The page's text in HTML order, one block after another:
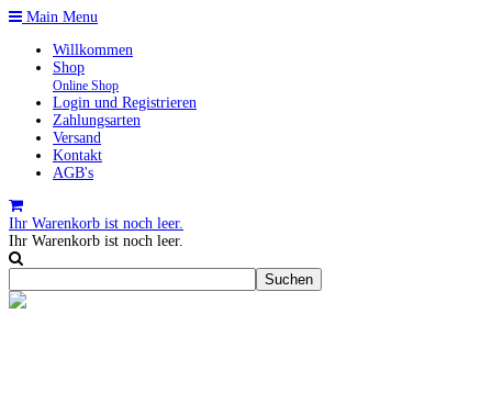
Main Menu
Willkommen
Shop
Online Shop
Login und Registrieren
Zahlungsarten
Versand
Kontakt
AGB's
Ihr Warenkorb ist noch leer.
Ihr Warenkorb ist noch leer.